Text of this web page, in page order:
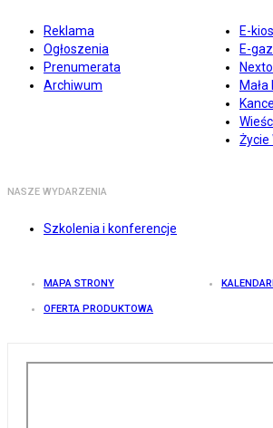
Reklama
Ogłoszenia
Prenumerata
Archiwum
E-
E-
Życie
NASZE WYDARZENIA
Szkolenia i konferencje
MAPA STRONY
OFERTA PRODUKTOWA